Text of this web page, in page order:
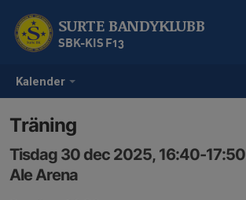
Kalender
SURTE BANDYKLUBB
SBK-KIS F13
Träning
Tisdag 30 dec 2025, 16:40-17:50
Ale Arena